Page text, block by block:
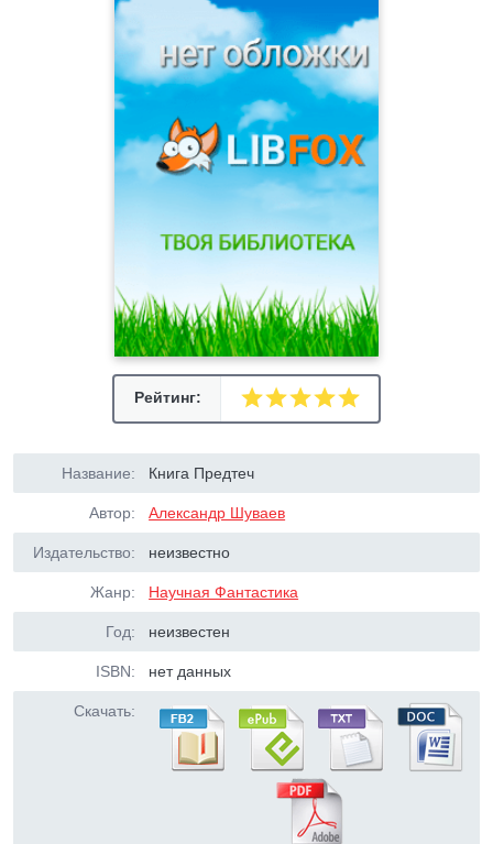
Рейтинг:
Название: Книга Предтеч
Автор: Александр Шуваев
Издательство: неизвестно
Жанр: Научная Фантастика
Год: неизвестен
ISBN: нет данных
Скачать: